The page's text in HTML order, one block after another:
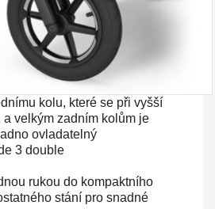
kolu, které se při vyšší
a velkým zadním kolům je
ovladatelný
rukou do kompaktního
stání pro snadné